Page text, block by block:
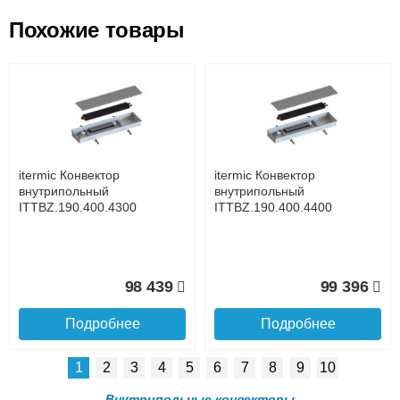
услуга платная
внутрипольный
ITT.190.400.3000
внутрипольный
ITT.190.400.3100
itermic Конвектор
внутрипольный
itermic Конвектор
Похожие товары
itermic Конвектор
внутрипольный
ITTBZ.190.400.4300
98 439
Подробнее
itermic Конвектор
внутрипольный
ITTBZ.190.400.4400
99 396
Подробнее
1 2 3 4 5 6 7 8 9 10